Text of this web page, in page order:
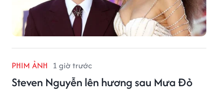
PHIM ẢNH 1 giờ trước
Steven Nguyễn lên hương sau Mưa Đỏ